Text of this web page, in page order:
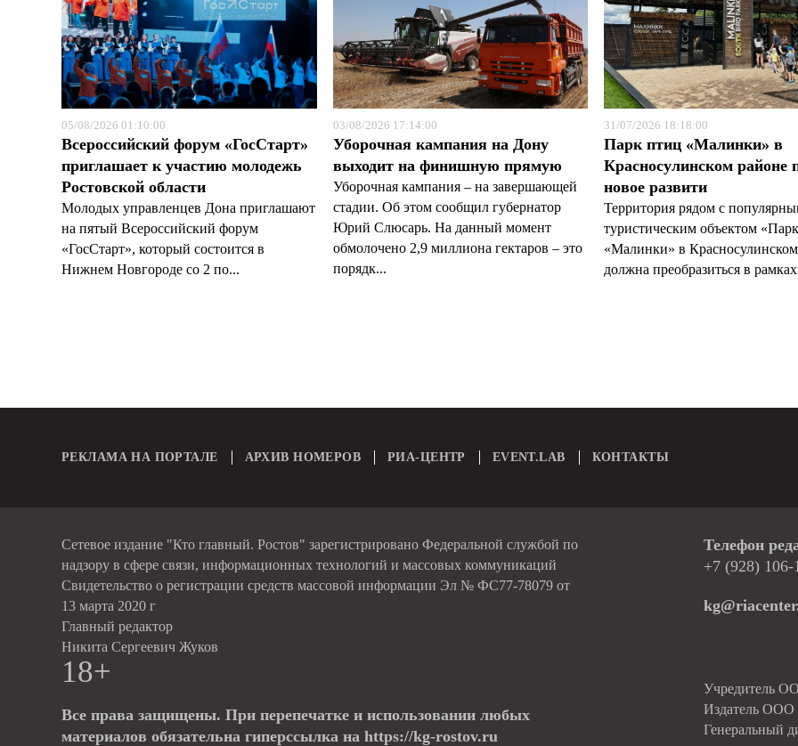
05/08/2026 01:10:00
Всероссийский форум «ГосСтарт»
приглашает к участию молодежь
Ростовской области
Молодых управленцев Дона приглашают
на пятый Всероссийский форум
«ГосСтарт», который состоится в
Нижнем Новгороде со 2 по...
03/08/2026 17:14:00
Уборочная кампания на Дону
выходит на финишную прямую
Уборочная кампания – на завершающей
стадии. Об этом сообщил губернатор
Юрий Слюсарь. На данный момент
обмолочено 2,9 миллиона гектаров – это
порядк...
31/07/2026 18:18:00
Парк птиц «Малинки» в
Красносулинском районе
новое развити
Территория рядом с
туристическим объектом
«Малинки» в
должна преобразиться в
РЕКЛАМА НА ПОРТАЛЕ АРХИВ НОМЕРОВ РИА-ЦЕНТР EVENT.LAB КОНТАКТЫ
Сетевое издание "Кто главный. Ростов" зарегистрировано Федеральной службой по
надзору в сфере связи, информационных технологий и массовых коммуникаций
Свидетельство о регистрации средств массовой информации Эл № ФС77-78079 от
13 марта 2020 г
Главный редактор
Никита Сергеевич Жуков
18+
Все права защищены. При перепечатке и использовании любых
материалов обязательна гиперссылка на https://kg-rostov.ru
Телефон
+7 (928) 106-
Учредитель
Издатель
Генеральный